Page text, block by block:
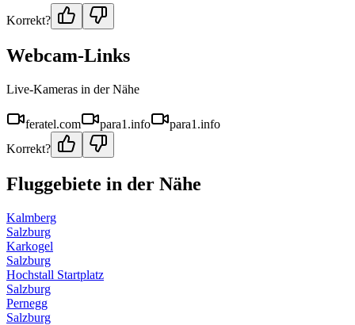
Korrekt?
Webcam-Links
Live-Kameras in der Nähe
feratel.com para1.info
para1.info
Korrekt?
Fluggebiete in der Nähe
Kalmberg
Salzburg
Karkogel
Salzburg
Hochstall Startplatz
Salzburg
Pernegg
Salzburg